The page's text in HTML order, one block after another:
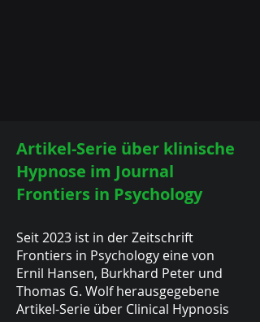
Artikel-Serie über klinische
Hypnose im Journal
Frontiers in Psychology
Seit 2023 ist in der Zeitschrift
Frontiers in Psychology eine von
Ernil Hansen, Burkhard Peter und
Thomas G. Wolf herausgegebene
Artikel-Serie über Clinical Hypnosis